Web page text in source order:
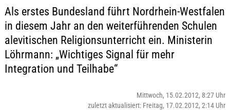
Als erstes Bundesland führt Nordrhein-Westfalen
in diesem Jahr an den weiterführenden Schulen
alevitischen Religionsunterricht ein. Ministerin
Löhrmann: „Wichtiges Signal für mehr
Integration und Teilhabe“
Mittwoch, 15.02.2012, 8:27 Uhr
zuletzt aktualisiert: Freitag, 17.02.2012, 2:14 Uhr